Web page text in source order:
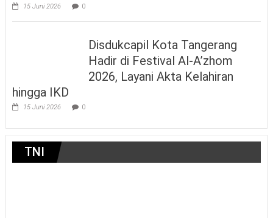
15 Juni 2026 0
Disdukcapil Kota Tangerang
Hadir di Festival Al-A’zhom
2026, Layani Akta Kelahiran
hingga IKD
15 Juni 2026 0
TNI